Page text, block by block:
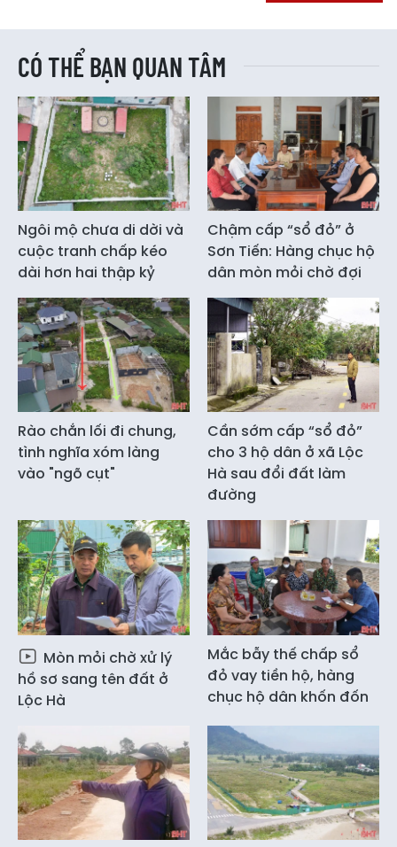
CÓ THỂ BẠN QUAN TÂM
Ngôi mộ chưa di dời và
cuộc tranh chấp kéo
dài hơn hai thập kỷ
Chậm cấp “sổ đỏ” ở
Sơn Tiến: Hàng chục hộ
dân mòn mỏi chờ đợi
Rào chắn lối đi chung,
tình nghĩa xóm làng
vào "ngõ cụt"
Cần sớm cấp “sổ đỏ”
cho 3 hộ dân ở xã Lộc
Hà sau đổi đất làm
đường
Mòn mỏi chờ xử lý
hồ sơ sang tên đất ở
Lộc Hà
Mắc bẫy thế chấp sổ
đỏ vay tiền hộ, hàng
chục hộ dân khốn đốn